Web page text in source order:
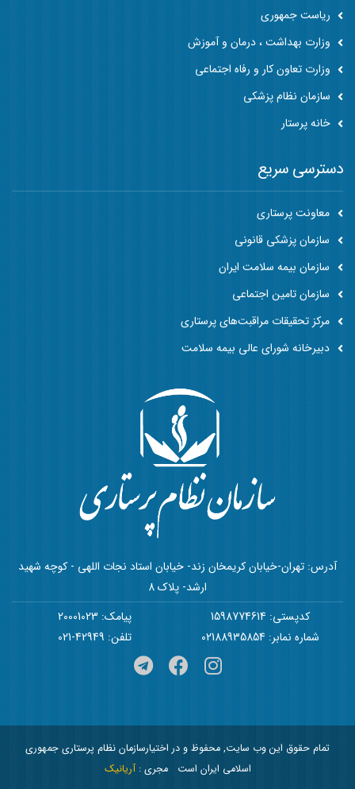
ریاست جمهوری
وزارت بهداشت ، درمان و آموزش
وزارت تعاون کار و رفاه اجتماعی
سازمان نظام پزشکی
خانه پرستار
آدرس: تهران-خیابان کریمخان زند- خیابان استاد نجات اللهی - کوچه شهید
ارشد- پلاک 8
کدپستی: 1598774614
پیامک: 20001023
شماره نمابر: 02188935854
تلفن: 42949-021
دسترسی سریع
معاونت پرستاری
سازمان پزشکی قانونی
سازمان بیمه سلامت ایران
سازمان تامین اجتماعی
مرکز تحقیقات مراقبت‌های پرستاری
دبیرخانه شورای عالی بیمه سلامت
تمام حقوق این وب سایت, محفوظ و در اختیارسازمان نظام پرستاری جمهوری
اسلامی ایران است
مجری :آریانیک